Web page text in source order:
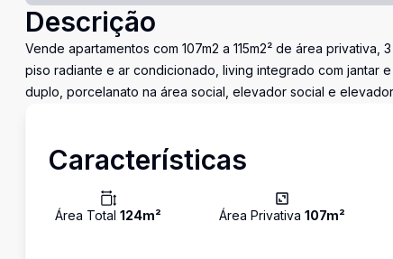
Descrição
Vende apartamentos com 107m2 a 115m2² de área
piso radiante e ar condicionado, living integrado com jantar
duplo, porcelanato na área social, elevador social e
Características
Área Total 124m² Área Privativa 107m²